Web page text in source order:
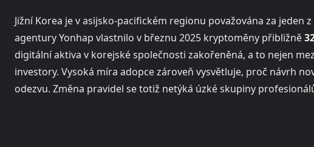
Jižní Korea je v asijsko-pacifickém regionu považována za
agentury Yonhap vlastnilo v březnu 2025 kryptoměny přibližně
digitální aktiva v korejské společnosti zakořeněná, a to nejen
investory. Vysoká míra adopce zároveň vysvětluje, proč návrh
odezvu. Změna pravidel se totiž netýká úzké skupiny